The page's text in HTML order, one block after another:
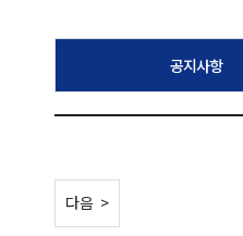
공지사항
< 이전
다음 >